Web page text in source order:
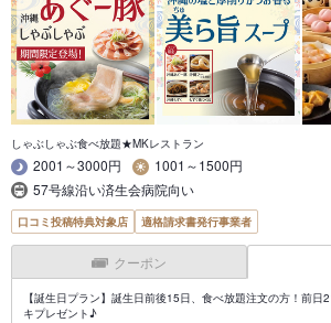
しゃぶしゃぶ食べ放題★MKレストラン
2001～3000円
1001～1500円
57号線沿い済生会病院向い
口コミ投稿特典対象店 適格請求書発行事業者
クーポン
【誕生日プラン】誕生日前後15日、食べ放題注文の方！前日
キプレゼント♪